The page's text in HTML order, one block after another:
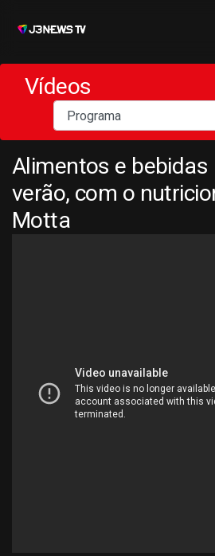
Vídeos
Alimentos e bebidas
verão, com o
Motta